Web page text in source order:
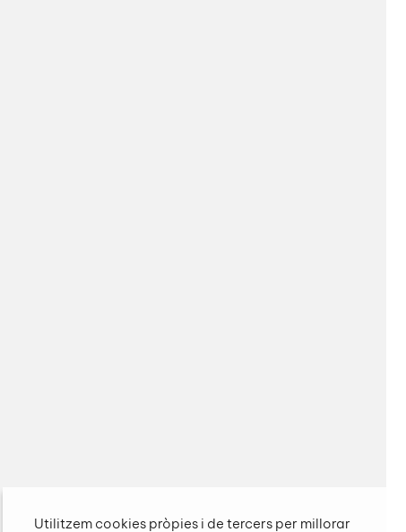
Utilitzem cookies pròpies i de tercers per millorar